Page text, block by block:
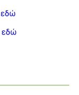
εδώ
εδώ